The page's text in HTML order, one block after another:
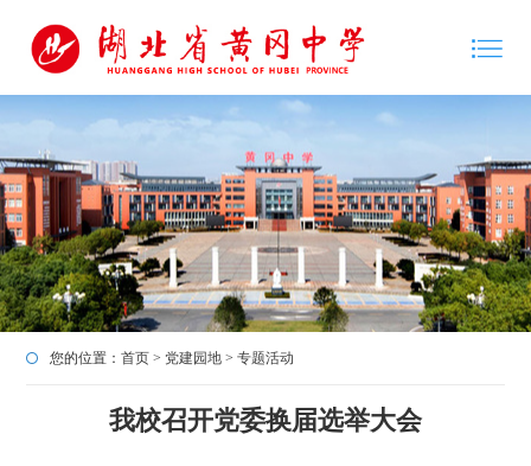
您的位置：首页 > 党建园地 >专题活动
我校召开党委换届选举大会